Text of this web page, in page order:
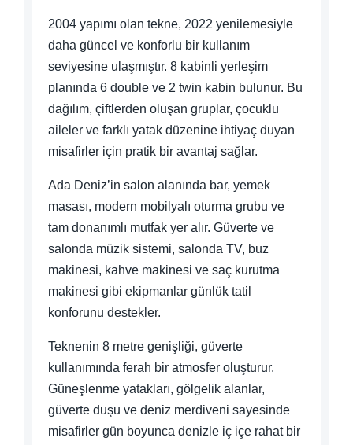
2004 yapımı olan tekne, 2022 yenilemesiyle
daha güncel ve konforlu bir kullanım
seviyesine ulaşmıştır. 8 kabinli yerleşim
planında 6 double ve 2 twin kabin bulunur. Bu
dağılım, çiftlerden oluşan gruplar, çocuklu
aileler ve farklı yatak düzenine ihtiyaç duyan
misafirler için pratik bir avantaj sağlar.
Ada Deniz’in salon alanında bar, yemek
masası, modern mobilyalı oturma grubu ve
tam donanımlı mutfak yer alır. Güverte ve
salonda müzik sistemi, salonda TV, buz
makinesi, kahve makinesi ve saç kurutma
makinesi gibi ekipmanlar günlük tatil
konforunu destekler.
Teknenin 8 metre genişliği, güverte
kullanımında ferah bir atmosfer oluşturur.
Güneşlenme yatakları, gölgelik alanlar,
güverte duşu ve deniz merdiveni sayesinde
misafirler gün boyunca denizle iç içe rahat bir